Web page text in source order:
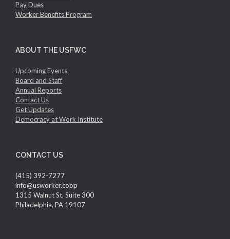
Pay Dues
Worker Benefits Program
ABOUT THE USFWC
Upcoming Events
Board and Staff
Annual Reports
Contact Us
Get Updates
Democracy at Work Institute
CONTACT US
(415) 392-7277
info@usworker.coop
1315 Walnut St, Suite 300
Philadelphia, PA 19107